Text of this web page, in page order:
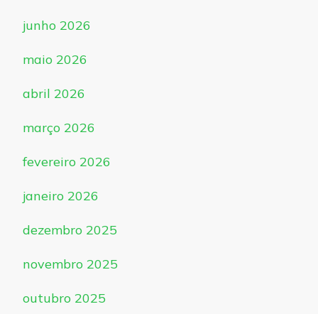
junho 2026
maio 2026
abril 2026
março 2026
fevereiro 2026
janeiro 2026
dezembro 2025
novembro 2025
outubro 2025